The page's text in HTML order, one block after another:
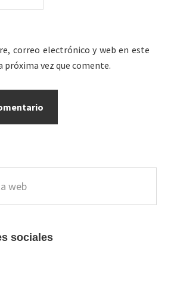
correo electrónico y web en este
próxima vez que comente.
sociales